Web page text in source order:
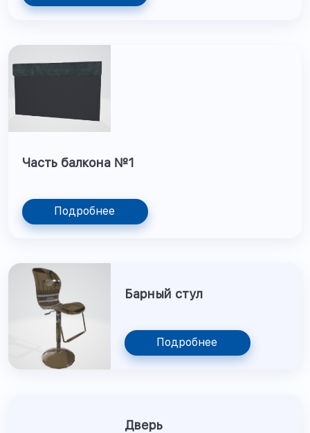
Часть балкона №1
Подробнее
Барный стул
Подробнее
Дверь